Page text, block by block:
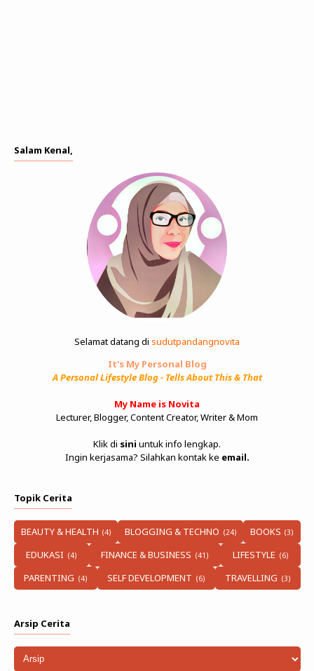
Salam Kenal,
Selamat datang di sudutpandangnovita
It's My Personal Blog
A Personal Lifestyle Blog - Tells About This & That
My Name is Novita
Lecturer, Blogger, Content Creator, Writer & Mom
Klik di sini untuk info lengkap.
Ingin kerjasama? Silahkan kontak ke email.
Topik Cerita
BEAUTY & HEALTH BLOGGING & TECHNO
BOOKS
EDUKASI
FINANCE & BUSINESS
LIFESTYLE
PARENTING
SELF DEVELOPMENT TRAVELLING
Arsip Cerita